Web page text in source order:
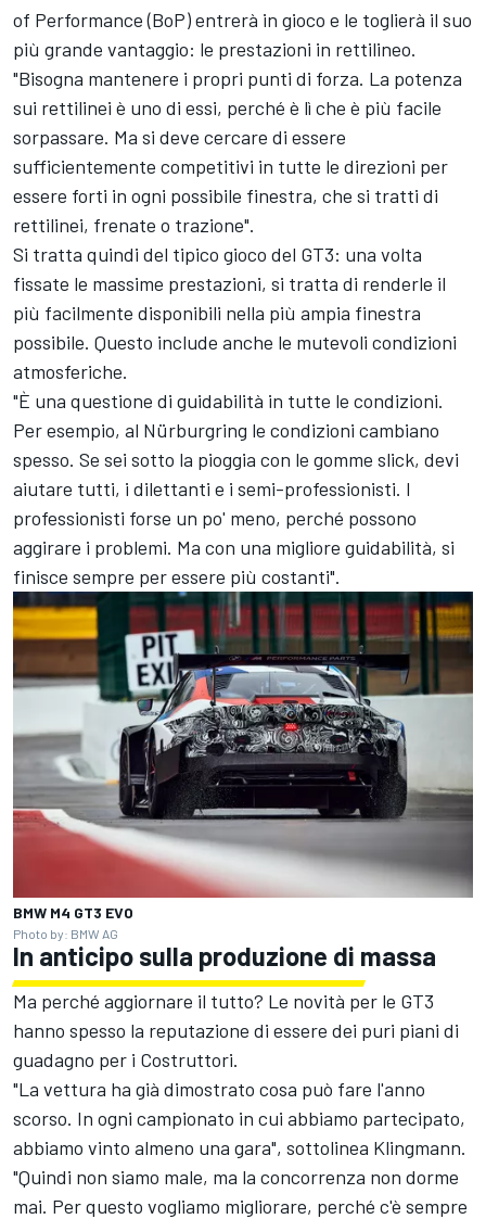
of Performance (BoP) entrerà in gioco e le toglierà il suo
più grande vantaggio: le prestazioni in rettilineo.
"Bisogna mantenere i propri punti di forza. La potenza
sui rettilinei è uno di essi, perché è lì che è più facile
sorpassare. Ma si deve cercare di essere
sufficientemente competitivi in tutte le direzioni per
essere forti in ogni possibile finestra, che si tratti di
rettilinei, frenate o trazione".
Si tratta quindi del tipico gioco del GT3: una volta
fissate le massime prestazioni, si tratta di renderle il
più facilmente disponibili nella più ampia finestra
possibile. Questo include anche le mutevoli condizioni
atmosferiche.
"È una questione di guidabilità in tutte le condizioni.
Per esempio, al Nürburgring le condizioni cambiano
spesso. Se sei sotto la pioggia con le gomme slick, devi
aiutare tutti, i dilettanti e i semi-professionisti. I
professionisti forse un po' meno, perché possono
aggirare i problemi. Ma con una migliore guidabilità, si
finisce sempre per essere più costanti".
BMW M4 GT3 EVO
Photo by: BMW AG
In anticipo sulla produzione di massa
Ma perché aggiornare il tutto? Le novità per le GT3
hanno spesso la reputazione di essere dei puri piani di
guadagno per i Costruttori.
"La vettura ha già dimostrato cosa può fare l'anno
scorso. In ogni campionato in cui abbiamo partecipato,
abbiamo vinto almeno una gara", sottolinea Klingmann.
"Quindi non siamo male, ma la concorrenza non dorme
mai. Per questo vogliamo migliorare, perché c'è sempre